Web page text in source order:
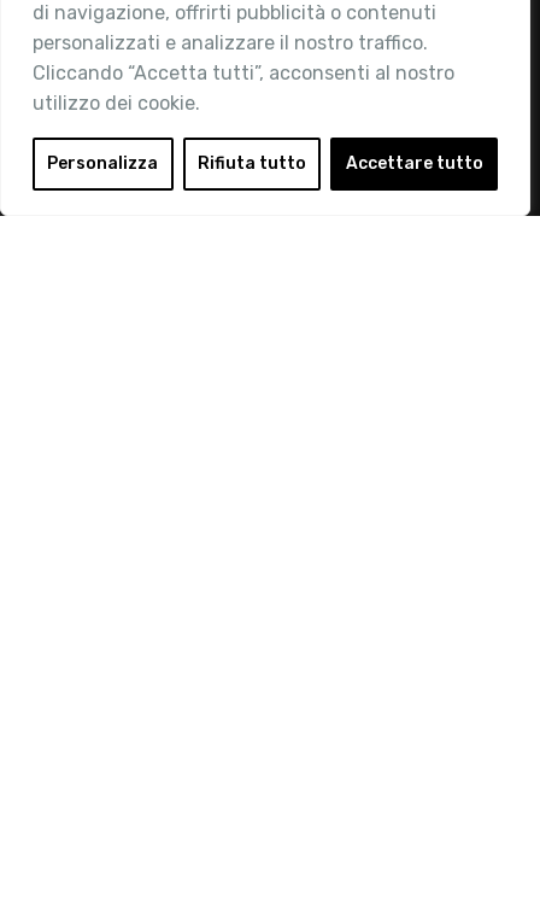
di navigazione, offrirti pubblicità o contenuti
personalizzati e analizzare il nostro traffico.
Cliccando “Accetta tutti”, acconsenti al nostro
utilizzo dei cookie.
Personalizza Rifiuta tutto Accettare tutto
Attività
Contatti
Area Riservata
Login
Diventa Socio